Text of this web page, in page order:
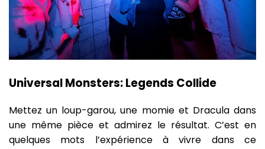
Universal Monsters: Legends Collide
Mettez un loup-garou, une momie et Dracula dans
une même pièce et admirez le résultat. C’est en
quelques mots l’expérience à vivre dans ce